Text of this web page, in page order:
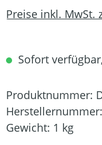
Preise inkl. MwSt.
Sofort
Produktnummer:
Herstellernummer:
Gewicht: 1 kg